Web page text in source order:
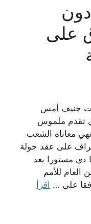
مباحثات جنيف5 دون
على
جنيف أمس
إحراز أي تقدم ملموس
معاناة الشعب
على عقد جولة
مستورا بعد
العام للأمم
على … اقرأ